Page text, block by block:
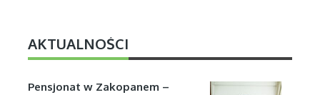
AKTUALNOŚCI
Pensjonat w Zakopanem –